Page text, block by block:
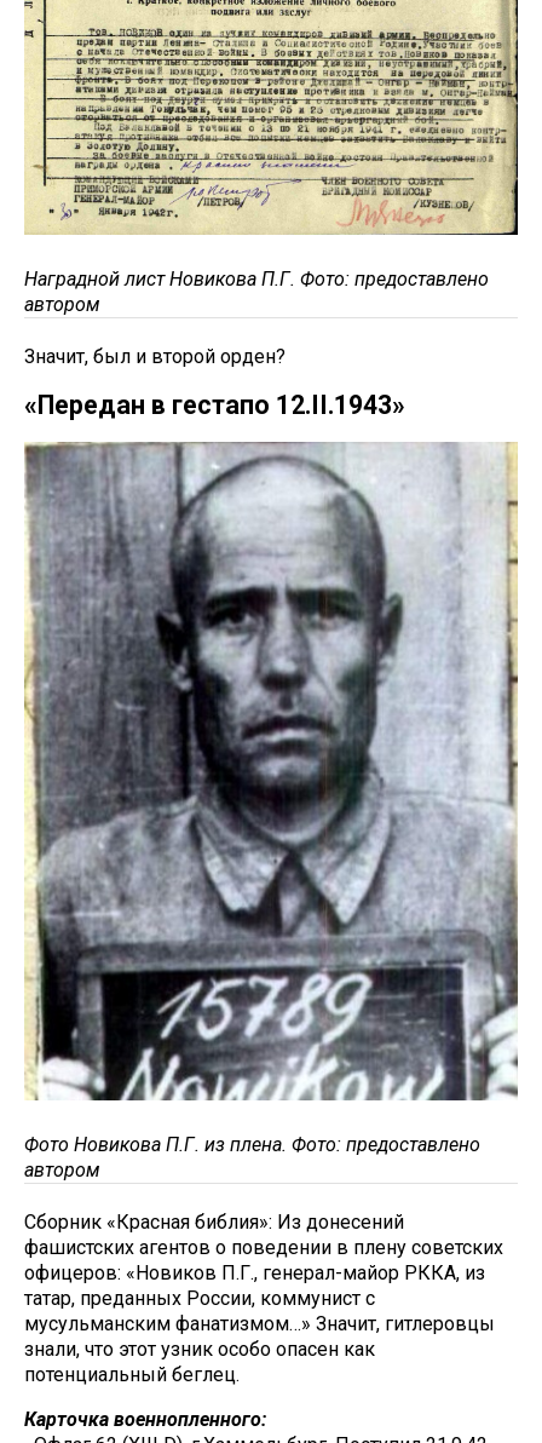
Наградной лист Новикова П.Г. Фото: предоставлено
автором
Значит, был и второй орден?
«Передан в гестапо 12.II.1943»
Фото Новикова П.Г. из плена. Фото: предоставлено
автором
Сборник «Красная библия»: Из донесений
фашистских агентов о поведении в плену советских
офицеров: «Новиков П.Г., генерал-майор РККА, из
татар, преданных России, коммунист с
мусульманским фанатизмом…» Значит, гитлеровцы
знали, что этот узник особо опасен как
потенциальный беглец.
Карточка военнопленного: